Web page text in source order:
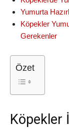
Yumurta
Köpekler
Gerekenler
Özet
Köpekler